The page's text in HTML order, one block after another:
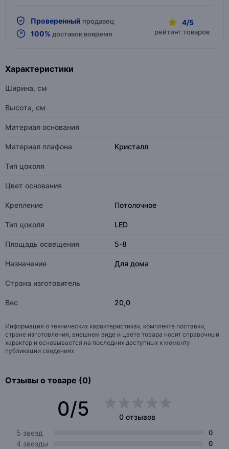
Проверенный продавец
100% доставок вовремя
4/5
рейтинг товаров
Характеристики
Ширина, см
Высота, см
Материал основания
Материал плафона Кристалл
Тип цоколя
Цвет основания
Крепление Потолочное
Тип цоколя LED
Площадь освещения 5-8
Назначение Для дома
Страна изготовитель
Вес 20,0
Информация о технических характеристиках, комплекте поставки,
стране изготовления, внешнем виде и цвете товара носит справочный
характер и основывается на последних доступных к моменту
публикации сведениях
Отзывы о товаре (0)
0/5
0 отзывов
5 звезд
0
4 звезды 0